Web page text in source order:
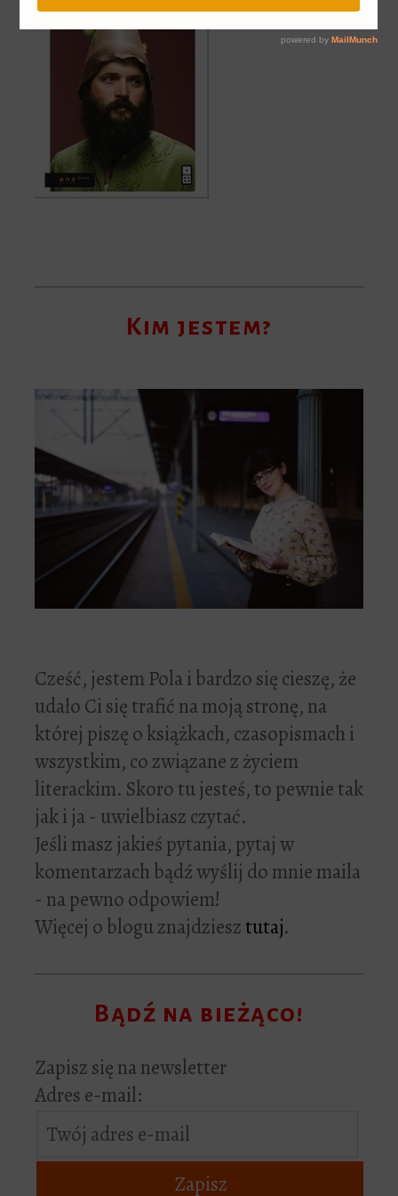
Kim jestem?
Cześć, jestem Pola i bardzo się cieszę, że
udało Ci się trafić na moją stronę, na
której piszę o książkach, czasopismach i
wszystkim, co związane z życiem
literackim. Skoro tu jesteś, to pewnie tak
jak i ja - uwielbiasz czytać.
Jeśli masz jakieś pytania, pytaj w
komentarzach bądź wyślij do mnie maila
- na pewno odpowiem!
Więcej o blogu znajdziesztutaj.
Bądź na bieżąco!
Zapisz się na newsletter
Adres e-mail: